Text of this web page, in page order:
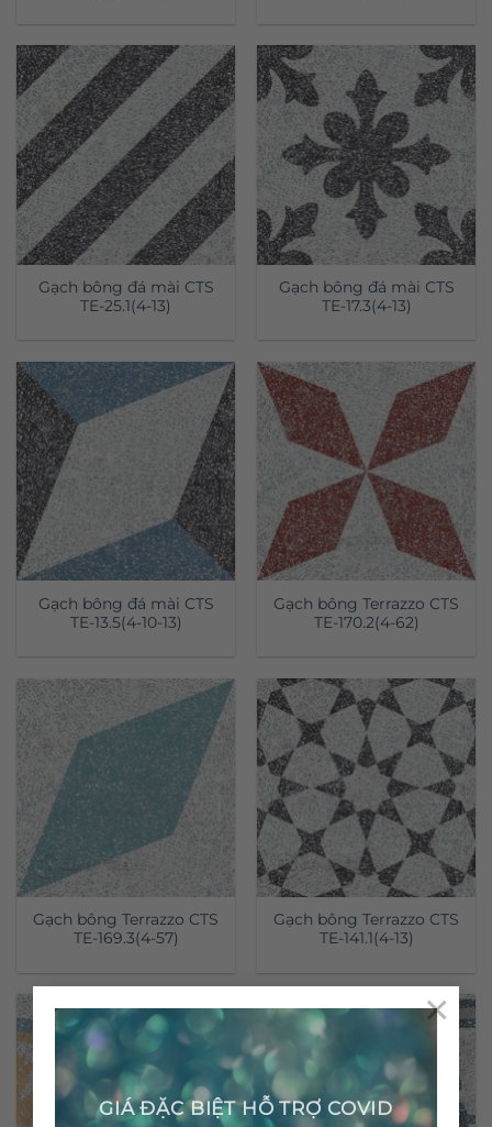
GIÁ ĐẶC BIỆT HỖ TRỢ COVID
×
Gạch bông đá mài CTS
TE-25.1(4-13)
Gạch bông đá mài CTS
TE-17.3(4-13)
Gạch bông đá mài CTS
TE-13.5(4-10-13)
Gạch bông Terrazzo CTS
TE-170.2(4-62)
Gạch bông Terrazzo CTS
TE-169.3(4-57)
Gạch bông Terrazzo CTS
TE-141.1(4-13)